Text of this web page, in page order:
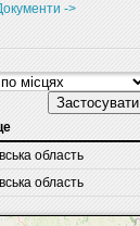
->
Застосувати
область
область